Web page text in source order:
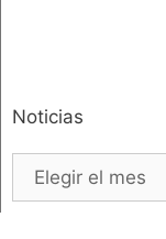
Noticias